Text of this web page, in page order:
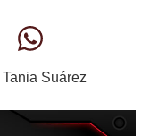
Tania Suárez